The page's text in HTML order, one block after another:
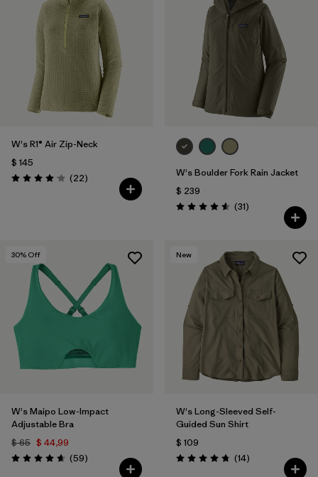
W's R1® Air Zip-Neck
$ 145
Valoración: 4.0 / 5
(22Comentarios
)
W's Boulder Fork Rain Jacket
$ 239
Valoración: 4.5 / 5
(31Comentarios
)
30% Off
W's Maipo Low-Impact
Adjustable Bra
$ 65 $ 44,99
Valoración: 4.7 / 5
(59Comentarios
)
New
W's Long-Sleeved Self-
Guided Sun Shirt
$ 109
Valoración: 4.8 / 5
(14Comentarios
)